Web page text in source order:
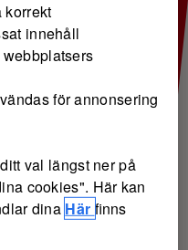
korrekt
innehåll
för annonsering
val längst ner på
cookies". Här kan
dina Här finns